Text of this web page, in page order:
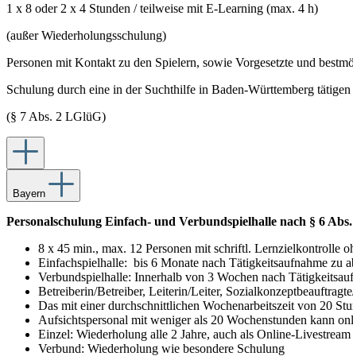
1 x 8 oder 2 x 4 Stunden / teilweise mit E-Learning (max. 4 h)
(außer Wiederholungsschulung)
Personen mit Kontakt zu den Spielern, sowie Vorgesetzte und
Schulung durch eine in der Suchthilfe in Baden-Württemberg
(§ 7 Abs. 2 LGlüG)
Bayern
Personalschulung Einfach- und Verbundspielhalle nach § 6
8 x 45 min., max. 12 Personen mit schriftl. Lernzielkontrolle
Einfachspielhalle: bis 6 Monate nach Tätigkeitsaufnahme zu
Verbundspielhalle: Innerhalb von 3 Wochen nach
Betreiberin/Betreiber, Leiterin/Leiter,
Das mit einer durchschnittlichen Wochenarbeitszeit von 20
Aufsichtspersonal mit weniger als 20 Wochenstunden kann
Einzel: Wiederholung alle 2 Jahre, auch als Online-
Verbund: Wiederholung wie besondere Schulung